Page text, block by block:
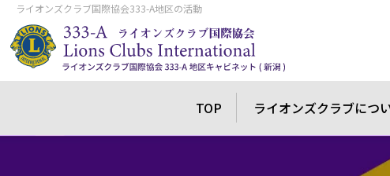
ライオンズクラブ国際協会333-A地区の活動
TOP ライオンズクラブにつ